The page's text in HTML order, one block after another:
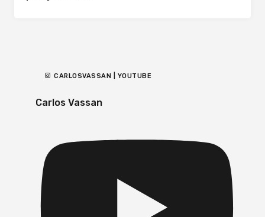
CARLOSVASSAN | YOUTUBE
Carlos Vassan